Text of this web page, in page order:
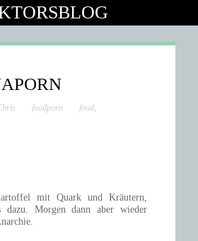
foodporn food,
mit Quark und Kräutern,
dazu. Morgen dann aber wieder